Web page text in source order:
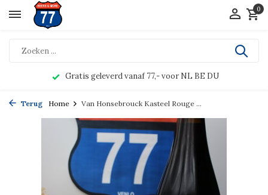
0
Gratis geleverd vanaf 77,- voor NL BE DU
Terug Home Van Honsebrouck Kasteel Rouge ...